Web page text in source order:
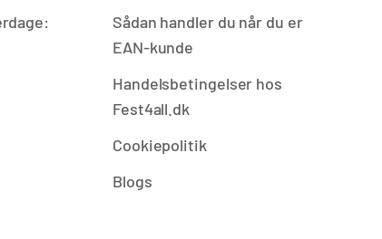
Sådan handler du når du er
EAN-kunde
Handelsbetingelser hos
Fest4all.dk
Cookiepolitik
Blogs